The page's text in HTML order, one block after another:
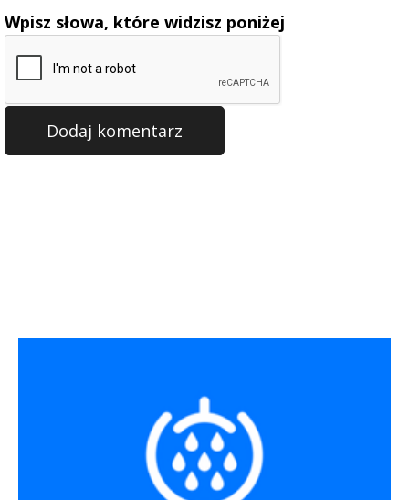
Wpisz słowa, które widzisz poniżej